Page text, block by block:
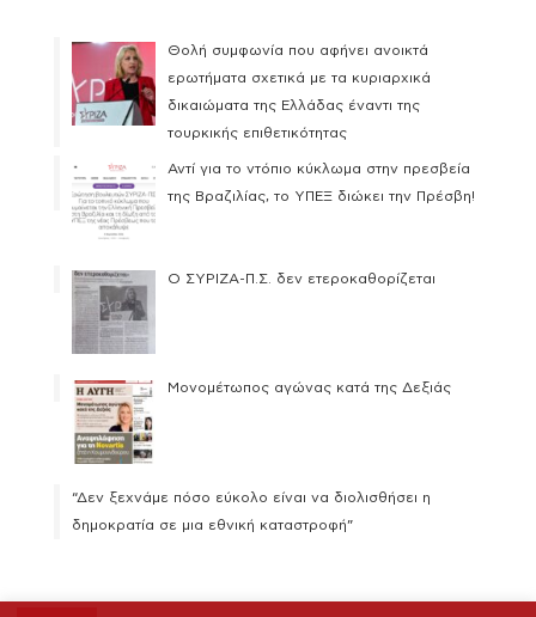
Θολή συμφωνία που αφήνει ανοικτά
ερωτήματα σχετικά με τα κυριαρχικά
δικαιώματα της Ελλάδας έναντι της
τουρκικής επιθετικότητας
Αντί για το ντόπιο κύκλωμα στην πρεσβεία
της Βραζιλίας, το ΥΠΕΞ διώκει την Πρέσβη!
Ο ΣΥΡΙΖΑ-Π.Σ. δεν ετεροκαθορίζεται
Μονομέτωπος αγώνας κατά της Δεξιάς
“Δεν ξεχνάμε πόσο εύκολο είναι να διολισθήσει η
δημοκρατία σε μια εθνική καταστροφή”